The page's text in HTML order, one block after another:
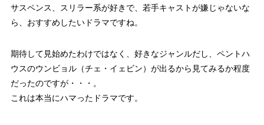
サスペンス、スリラー系が好きで、若手キャストが嫌じゃないな
ら、おすすめしたいドラマですね。
期待して見始めたわけではなく、好きなジャンルだし、ペントハ
ウスのウンビョル（チェ・イェビン）が出るから見てみるか程度
だったのですが・・・。
これは本当にハマったドラマです。